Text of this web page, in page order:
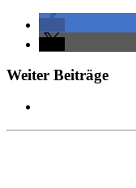
Weiter Beiträge